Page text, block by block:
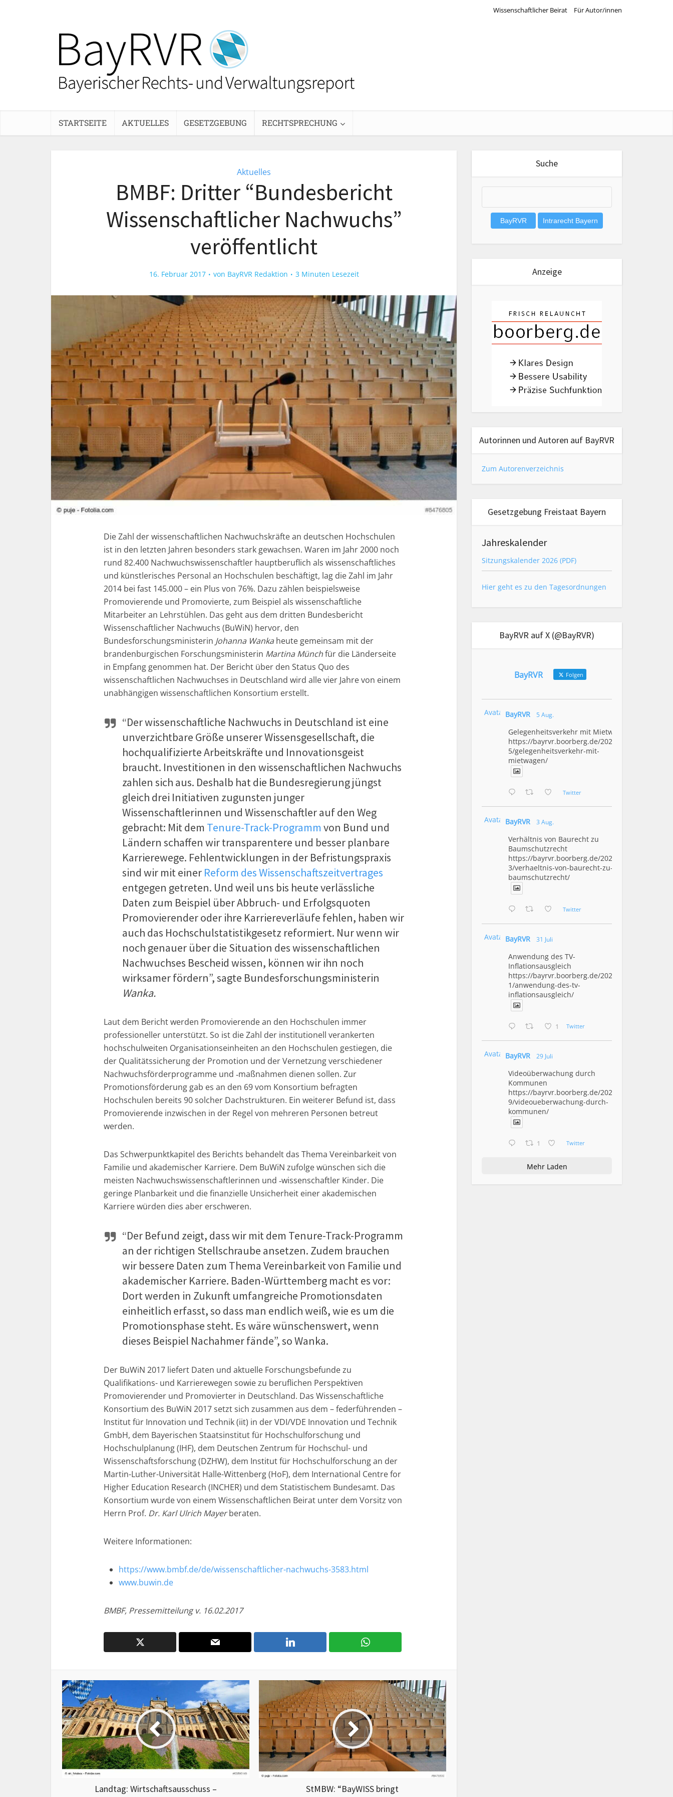
Wissenschaftlicher Beirat Für Autor/innen
STARTSEITE AKTUELLES GESETZGEBUNG RECHTSPRECHUNG
Aktuelles
BMBF: Dritter “Bundesbericht
Wissenschaftlicher Nachwuchs”
veröffentlicht
16. Februar 2017 von BayRVR Redaktion 3 Minuten Lesezeit
Die Zahl der wissenschaftlichen Nachwuchskräfte an deutschen Hochschulen
ist in den letzten Jahren besonders stark gewachsen. Waren im Jahr 2000 noch
rund 82.400 Nachwuchswissenschaftler hauptberuflich als wissenschaftliches
und künstlerisches Personal an Hochschulen beschäftigt, lag die Zahl im Jahr
2014 bei fast 145.000 – ein Plus von 76%. Dazu zählen beispielsweise
Promovierende und Promovierte, zum Beispiel als wissenschaftliche
Mitarbeiter an Lehrstühlen. Das geht aus dem dritten Bundesbericht
Wissenschaftlicher Nachwuchs (BuWiN) hervor, den
Bundesforschungsministerin Johanna Wanka heute gemeinsam mit der
brandenburgischen Forschungsministerin Martina Münchfür die Länderseite
in Empfang genommen hat. Der Bericht über den Status Quo des
wissenschaftlichen Nachwuchses in Deutschland wird alle vier Jahre von einem
unabhängigen wissenschaftlichen Konsortium erstellt.
“Der wissenschaftliche Nachwuchs in Deutschland ist eine
unverzichtbare Größe unserer Wissensgesellschaft, die
hochqualifizierte Arbeitskräfte und Innovationsgeist
braucht. Investitionen in den wissenschaftlichen Nachwuchs
zahlen sich aus. Deshalb hat die Bundesregierung jüngst
gleich drei Initiativen zugunsten junger
Wissenschaftlerinnen und Wissenschaftler auf den Weg
gebracht: Mit dem Tenure-Track-Programmvon Bund und
Ländern schaffen wir transparentere und besser planbare
Karrierewege. Fehlentwicklungen in der Befristungspraxis
sind wir mit einer Reform des Wissenschaftszeitvertrages
entgegen getreten. Und weil uns bis heute verlässliche
Daten zum Beispiel über Abbruch- und Erfolgsquoten
Promovierender oder ihre Karriereverläufe fehlen, haben wir
auch das Hochschulstatistikgesetz reformiert. Nur wenn wir
noch genauer über die Situation des wissenschaftlichen
Nachwuchses Bescheid wissen, können wir ihn noch
wirksamer fördern”, sagte Bundesforschungsministerin
Wanka.
Laut dem Bericht werden Promovierende an den Hochschulen immer
professioneller unterstützt. So ist die Zahl der institutionell verankerten
hochschulweiten Organisationseinheiten an den Hochschulen gestiegen, die
der Qualitätssicherung der Promotion und der Vernetzung verschiedener
Nachwuchsförderprogramme und ‑maßnahmen dienen sollen. Zur
Promotionsförderung gab es an den 69 vom Konsortium befragten
Hochschulen bereits 90 solcher Dachstrukturen. Ein weiterer Befund ist, dass
Promovierende inzwischen in der Regel von mehreren Personen betreut
werden.
Das Schwerpunktkapitel des Berichts behandelt das Thema Vereinbarkeit von
Familie und akademischer Karriere. Dem BuWiN zufolge wünschen sich die
meisten Nachwuchswissenschaftlerinnen und ‑wissenschaftler Kinder. Die
geringe Planbarkeit und die finanzielle Unsicherheit einer akademischen
Karriere würden dies aber erschweren.
“Der Befund zeigt, dass wir mit dem Tenure-Track-Programm
an der richtigen Stellschraube ansetzen. Zudem brauchen
wir bessere Daten zum Thema Vereinbarkeit von Familie und
akademischer Karriere. Baden-Württemberg macht es vor:
Dort werden in Zukunft umfangreiche Promotionsdaten
einheitlich erfasst, so dass man endlich weiß, wie es um die
Promotionsphase steht. Es wäre wünschenswert, wenn
dieses Beispiel Nachahmer fände”, so Wanka.
Der BuWiN 2017 liefert Daten und aktuelle Forschungsbefunde zu
Qualifikations- und Karrierewegen sowie zu beruflichen Perspektiven
Promovierender und Promovierter in Deutschland. Das Wissenschaftliche
Konsortium des BuWiN 2017 setzt sich zusammen aus dem – federführenden –
Institut für Innovation und Technik (iit) in der VDI/VDE Innovation und Technik
GmbH, dem Bayerischen Staatsinstitut für Hochschulforschung und
Hochschulplanung (IHF), dem Deutschen Zentrum für Hochschul- und
Wissenschaftsforschung (DZHW), dem Institut für Hochschulforschung an der
Martin-Luther-Universität Halle-Wittenberg (HoF), dem International Centre for
Higher Education Research (INCHER) und dem Statistischem Bundesamt. Das
Konsortium wurde von einem Wissenschaftlichen Beirat unter dem Vorsitz von
Herrn Prof. Dr. Karl Ulrich Mayerberaten.
Weitere Informationen:
https://www.bmbf.de/de/wissenschaftlicher-nachwuchs-3583.html
www.buwin.de
BMBF, Pressemitteilung v. 16.02.2017
Landtag: Wirtschaftsausschuss –
StMBW: “BayWISS bringt
Suche
Anzeige
Autorinnen und Autoren auf BayRVR
Zum Autorenverzeichnis
Gesetzgebung Freistaat Bayern
Jahreskalender
Sitzungskalender 2026 (PDF)
Hier geht es zu den Tagesordnungen
BayRVR auf X (@BayRVR)
BayRVR Folgen
Avatar BayRVR 5 Aug.
Gelegenheitsverkehr mit Mietwagen
https://bayrvr.boorberg.de/2026/08/0
5/gelegenheitsverkehr-mit-
mietwagen/
Twitter
Avatar BayRVR 3 Aug.
Verhältnis von Baurecht zu
Baumschutzrecht
https://bayrvr.boorberg.de/2026/08/0
3/verhaeltnis-von-baurecht-zu-
baumschutzrecht/
Twitter
Avatar BayRVR 31 Juli
Anwendung des TV-
Inflationsausgleich
https://bayrvr.boorberg.de/2026/07/3
1/anwendung-des-tv-
inflationsausgleich/
1 Twitter
Avatar BayRVR 29 Juli
Videoüberwachung durch
Kommunen
https://bayrvr.boorberg.de/2026/07/2
9/videoueberwachung-durch-
kommunen/
1 Twitter
Mehr Laden